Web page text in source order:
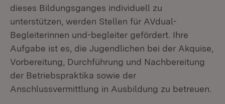
dieses Bildungsganges individuell zu
unterstützen, werden Stellen für AVdual-
Begleiterinnen und-begleiter gefördert. Ihre
Aufgabe ist es, die Jugendlichen bei der Akquise,
Vorbereitung, Durchführung und Nachbereitung
der Betriebspraktika sowie der
Anschlussvermittlung in Ausbildung zu betreuen.